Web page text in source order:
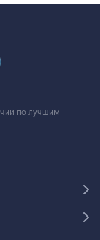
по лучшим